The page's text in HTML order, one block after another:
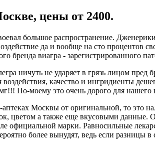
цены от 2400.
большое распространение.
да и вообще на сто
виагра - зарегистрированного
ничуть не ударяет в грязь лицом
воздействия, качество и ингридиенты
По-моему это очень дорого для
Москвы от оригинальной, то это
цветом а также еще вкусовыми
официальной марки. Равносильные
более вынудят, ведь если разницы